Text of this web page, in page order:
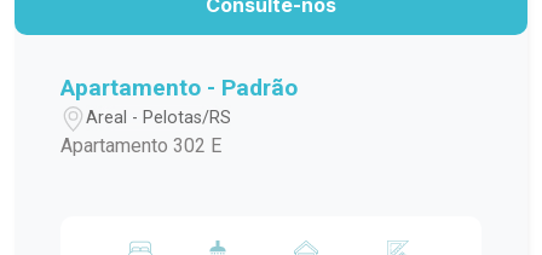
Consulte-nos
Apartamento - Padrão
Areal - Pelotas/RS
Apartamento 302 E